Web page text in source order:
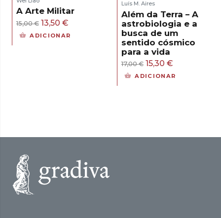
A Arte Militar
15,00€ O
preço
13,50 €
preço
ADICIONAR
Luís M. Aires
Além da Terra – A
astrobiologia e a
busca de um
sentido cósmico
para a vida
17,00€ O
preço
15,30 €O
preço
ADICIONAR